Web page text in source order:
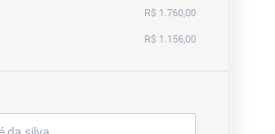
R$ 1.760,00
R$ 1.156,00